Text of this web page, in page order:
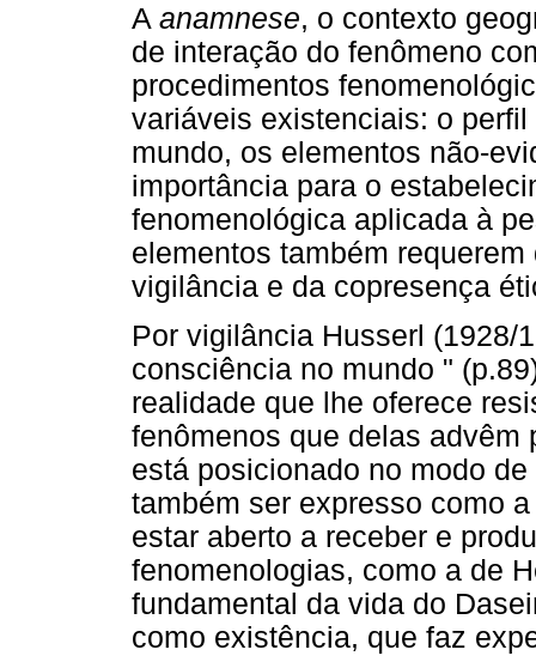
A anamnese, o contexto
de interação do fenômeno
procedimentos
variáveis existenciais: o
mundo, os elementos não-
importância para o
fenomenológica aplicada à
elementos também
vigilância e da copresença
Por vigilância Husserl (1928/
consciência no mundo "
realidade que lhe oferece
fenômenos que delas advêm
está posicionado no modo
também ser expresso como
estar aberto a receber e
fenomenologias, como a de
fundamental da vida do
como existência, que faz